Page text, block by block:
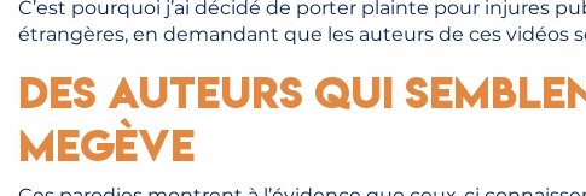
C’est pourquoi j’ai décidé de porter plainte pour injures
étrangères, en demandant que les auteurs de ces vidéos
Des auteurs qui
Megève